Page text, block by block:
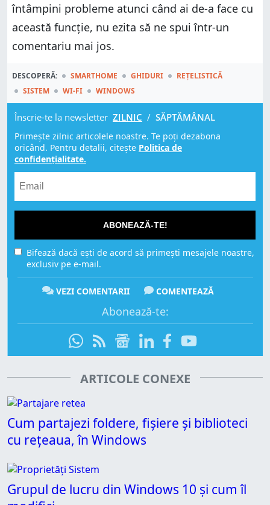
întâmpini probleme atunci când ai de-a face cu
această funcție, nu ezita să ne spui într-un
comentariu mai jos.
DESCOPERĂ: SMARTHOME GHIDURI
REȚELISTICĂ
SISTEM
WI-FI WINDOWS
Înscrie-te la newsletter ZILNIC / SĂPTĂMÂNAL
Primește zilnic articolele noastre. Te poți dezabona
oricând. Pentru detalii, citește Politica de
confidențialitate.
ABONEAZĂ-TE!
Bifează dacă ești de acord să primești mesajele noastre,
exclusiv pe e-mail.
VEZI COMENTARII COMENTEAZĂ
Abonează-te:
ARTICOLE CONEXE
Cum partajezi foldere, fișiere și biblioteci
cu rețeaua, în Windows
Grupul de lucru din Windows 10 și cum îl